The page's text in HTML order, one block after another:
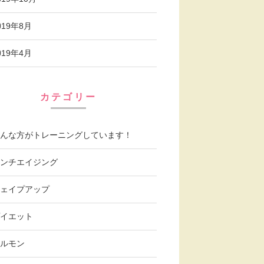
年8月
年4月
カテゴリー
な方がトレーニングしています！
チエイジング
イプアップ
エット
モン